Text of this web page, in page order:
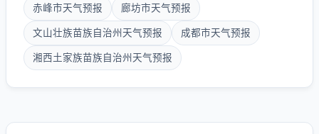
赤峰市天气预报 廊坊市天气预报
文山壮族苗族自治州天气预报 成都市天气预报
湘西土家族苗族自治州天气预报